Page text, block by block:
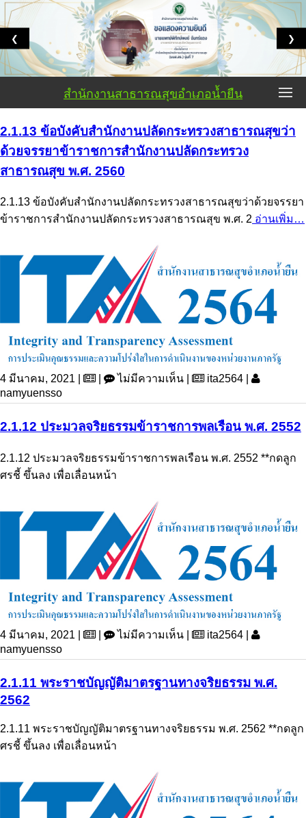
❮ ❯
สำนักงานสาธารณสุขอำเภอน้ำยืน
2.1.13 ข้อบังคับสำนักงานปลัดกระทรวงสาธารณสุขว่า
ด้วยจรรยาข้าราชการสำนักงานปลัดกระทรวง
สาธารณสุข พ.ศ. 2560
2.1.13 ข้อบังคับสำนักงานปลัดกระทรวงสาธารณสุขว่าด้วยจรรยา
ข้าราชการสำนักงานปลัดกระทรวงสาธารณสุข พ.ศ. 2 อ่านเพิ่ม…
4 มีนาคม, 2021 | | ไม่มีความเห็น |
ita2564 |
namyuensso
2.1.12 ประมวลจริยธรรมข้าราชการพลเรือน พ.ศ. 2552
2.1.12 ประมวลจริยธรรมข้าราชการพลเรือน พ.ศ. 2552 **กดลูก
ศรชี้ ขึ้นลง เพื่อเลื่อนหน้า
4 มีนาคม, 2021 | ไม่มีความเห็น |
ita2564 |
namyuensso
2.1.11 พระราชบัญญัติมาตรฐานทางจริยธรรม พ.ศ.
2562
2.1.11 พระราชบัญญัติมาตรฐานทางจริยธรรม พ.ศ. 2562 **กดลูก
ศรชี้ ขึ้นลง เพื่อเลื่อนหน้า